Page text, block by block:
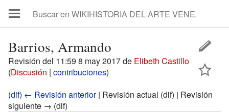
Barrios, Armando
Revisión del 11:59 8 may 2017 de Elibeth Castillo
(Discusión | contribuciones)
(dif) ← Revisión anterior| Revisión actual (dif) | Revisión
siguiente → (dif)